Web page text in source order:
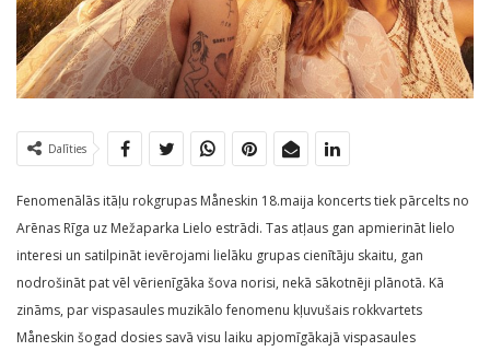
Dalīties
Fenomenālās itāļu rokgrupas Måneskin 18.maija koncerts tiek pārcelts no
Arēnas Rīga uz Mežaparka Lielo estrādi. Tas atļaus gan apmierināt lielo
interesi un satilpināt ievērojami lielāku grupas cienītāju skaitu, gan
nodrošināt pat vēl vērienīgāka šova norisi, nekā sākotnēji plānotā. Kā
zināms, par vispasaules muzikālo fenomenu kļuvušais rokkvartets
Måneskin šogad dosies savā visu laiku apjomīgākajā vispasaules